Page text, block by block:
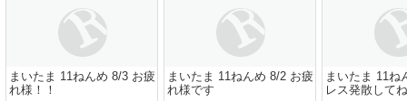
まいたま 11ねんめ 8/3 お疲
れ様！！
まいたま 11ねんめ 8/2 お疲
れ様です
まいたま 11ね
レス発散して